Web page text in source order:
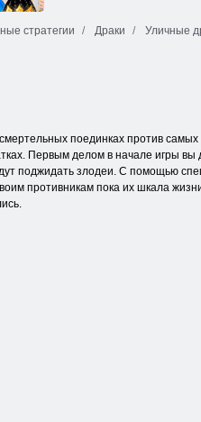
стратегии Драки Уличные
поединках против
Первым делом в начале игры
поджидать злодеи. С помощью
противникам пока их шкала